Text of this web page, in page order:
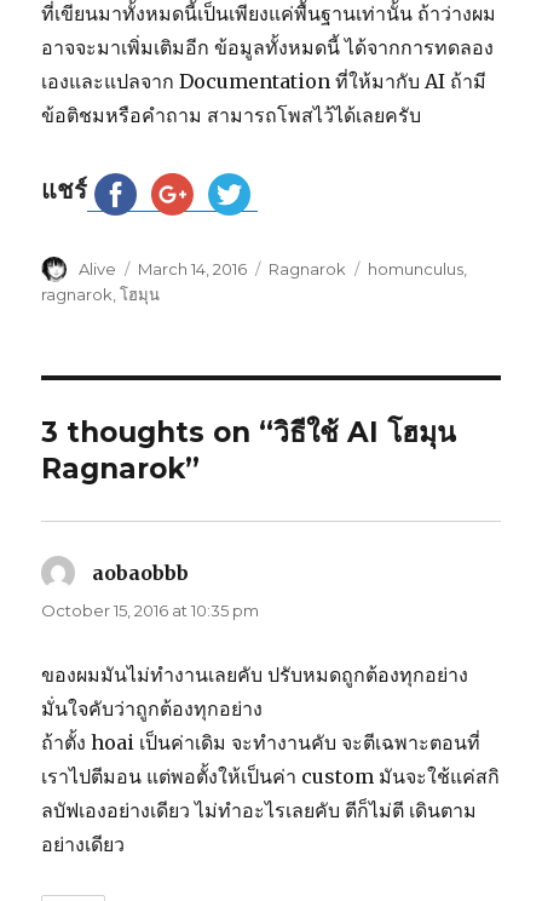
ที่เขียนมาทั้งหมดนี้เป็นเพียงแค่พื้นฐานเท่านั้น ถ้าว่างผม
อาจจะมาเพิ่มเติมอีก ข้อมูลทั้งหมดนี้ ได้จากการทดลอง
เองและแปลจาก Documentation ที่ให้มากับ AI ถ้ามี
ข้อติชมหรือคำถาม สามารถโพสไว้ได้เลยครับ
แชร์
Author
Alive
Posted
on
March 14, 2016 Categories
Ragnarok Tags
homunculus
ragnarok,โฮมุน
3 thoughts on “วิธีใช้ AI โฮมุน
Ragnarok”
aobaobbb
October 15, 2016 at 10:35 pm
ของผมมันไม่ทำงานเลยคับ ปรับหมดถูกต้องทุกอย่าง
มั่นใจคับว่าถูกต้องทุกอย่าง
ถ้าตั้ง hoai เป็นค่าเดิม จะทำงานคับ จะตีเฉพาะตอนที่
เราไปตีมอน แต่พอตั้งให้เป็นค่า custom มันจะใช้แค่สกิ
ลบัฟเองอย่างเดียว ไม่ทำอะไรเลยคับ ตีก็ไม่ตี เดินตาม
อย่างเดียว